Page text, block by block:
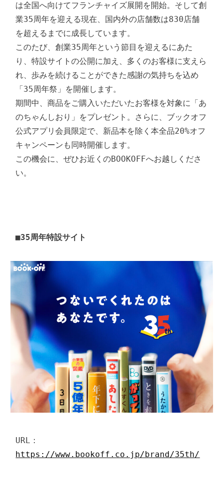
は全国へ向けてフランチャイズ展開を開始。そして創
業35周年を迎える現在、国内外の店舗数は830店舗
を超えるまでに成長しています。
このたび、創業35周年という節目を迎えるにあた
り、特設サイトの公開に加え、多くのお客様に支えら
れ、歩みを続けることができた感謝の気持ちを込め
「35周年祭」を開催します。
期間中、商品をご購入いただいたお客様を対象に「あ
のちゃんしおり」をプレゼント。さらに、ブックオフ
公式アプリ会員限定で、新品本を除く本全品20%オフ
キャンペーンも同時開催します。
この機会に、ぜひお近くのBOOKOFFへお越しくださ
い。
■35周年特設サイト
URL：
https://www.bookoff.co.jp/brand/35th/